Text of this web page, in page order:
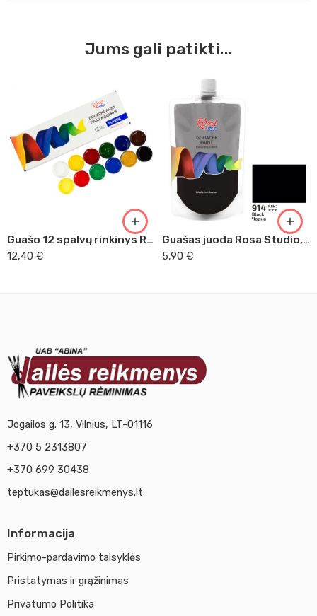
Jums gali patikti...
Guašo 12 spalvų rinkinys Rosa
12,40 €
Guašas juoda Rosa Studio, 200ml (914)
5,90 €
Jogailos g. 13, Vilnius, LT-01116
+370 5 2313807
+370 699 30438
teptukas@dailesreikmenys.lt
Informacija
Pirkimo-pardavimo taisyklės
Pristatymas ir grąžinimas
Privatumo Politika